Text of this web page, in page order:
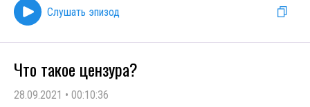
Слушать эпизод
Что такое цензура?
28.09.2021 • 00:10:36